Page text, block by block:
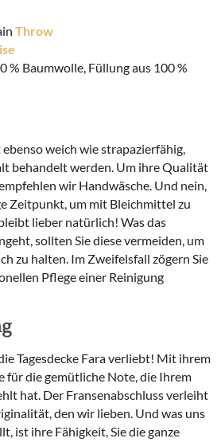
Throw
% Baumwolle, Füllung aus 100 %
ebenso weich wie strapazierfähig,
behandelt werden. Um ihre Qualität
wir Handwäsche. Und nein,
Zeitpunkt, um mit Bleichmittel zu
lieber natürlich! Was das
sollten Sie diese vermeiden, um
zu halten. Im Zweifelsfall zögern Sie
Pflege einer Reinigung
Tagesdecke Fara verliebt! Mit ihrem
für die gemütliche Note, die Ihrem
hat. Der Fransenabschluss verleiht
den wir lieben. Und was uns
ist ihre Fähigkeit, Sie die ganze